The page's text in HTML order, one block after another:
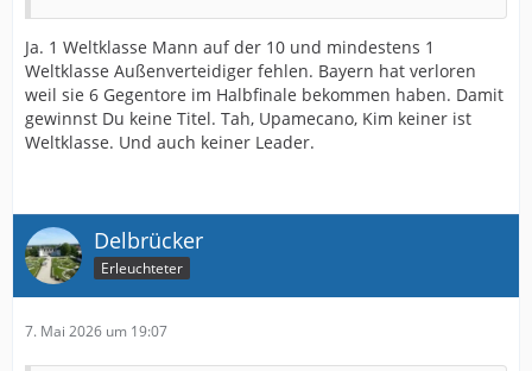
Ja. 1 Weltklasse Mann auf der 10 und mindestens 1
Weltklasse Außenverteidiger fehlen. Bayern hat verloren
weil sie 6 Gegentore im Halbfinale bekommen haben. Damit
gewinnst Du keine Titel. Tah, Upamecano, Kim keiner ist
Weltklasse. Und auch keiner Leader.
Delbrücker
Erleuchteter
7. Mai 2026 um 19:07